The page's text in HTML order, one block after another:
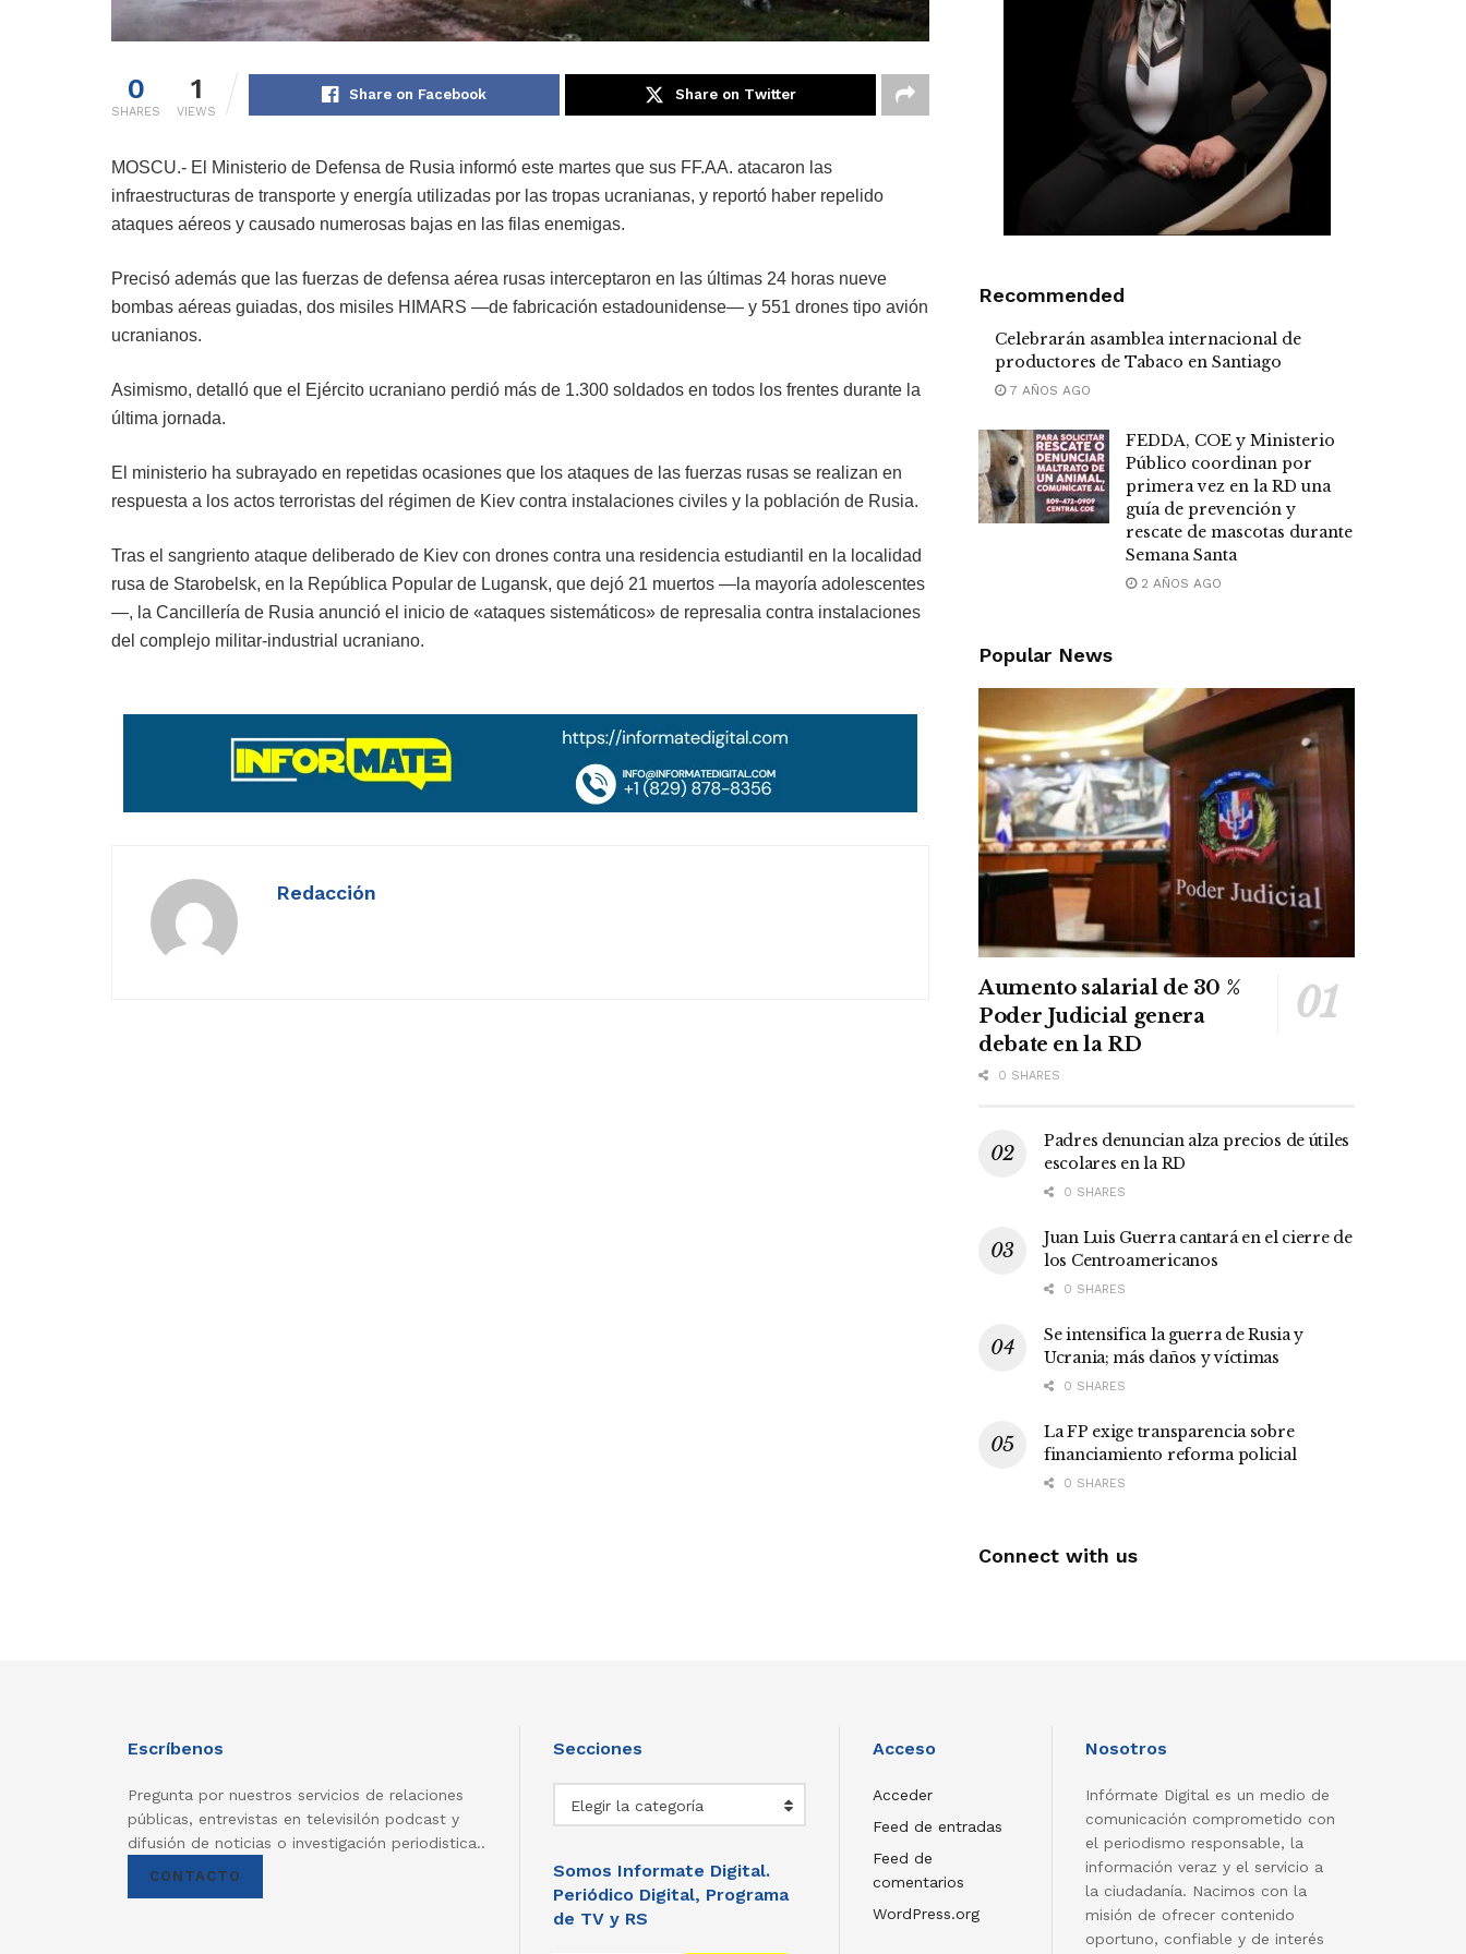
0
SHARES
1
VIEWS
Share on Facebook Share on Twitter
MOSCU.- El Ministerio de Defensa de Rusia informó este martes que sus FF.AA. atacaron las
infraestructuras de transporte y energía utilizadas por las tropas ucranianas, y reportó haber repelido
ataques aéreos y causado numerosas bajas en las filas enemigas.
Precisó además que las fuerzas de defensa aérea rusas interceptaron en las últimas 24 horas nueve
bombas aéreas guiadas, dos misiles HIMARS —de fabricación estadounidense— y 551 drones tipo avión
ucranianos.
Asimismo, detalló que el Ejército ucraniano perdió más de 1.300 soldados en todos los frentes durante la
última jornada.
El ministerio ha subrayado en repetidas ocasiones que los ataques de las fuerzas rusas se realizan en
respuesta a los actos terroristas del régimen de Kiev contra instalaciones civiles y la población de Rusia.
Tras el sangriento ataque deliberado de Kiev con drones contra una residencia estudiantil en la localidad
rusa de Starobelsk, en la República Popular de Lugansk, que dejó 21 muertos —la mayoría adolescentes
—, la Cancillería de Rusia anunció el inicio de «ataques sistemáticos» de represalia contra instalaciones
del complejo militar-industrial ucraniano.
Redacción
Recommended
Celebrarán asamblea internacional de
productores de Tabaco en Santiago
7 AÑOS AGO
FEDDA, COE y Ministerio
Público coordinan por
primera vez en la RD una
guía de prevención y
rescate de mascotas durante
Semana Santa
2 AÑOS AGO
Popular News
Aumento salarial de 30 %
Poder Judicial genera
debate en la RD
0 SHARES
Padres denuncian alza precios de útiles
escolares en la RD
0 SHARES
Juan Luis Guerra cantará en el cierre de
los Centroamericanos
0 SHARES
Se intensifica la guerra de Rusia y
Ucrania; más daños y víctimas
0 SHARES
La FP exige transparencia sobre
financiamiento reforma policial
0 SHARES
Connect with us
Escríbenos
Pregunta por nuestros servicios de relaciones
públicas, entrevistas en televisilón podcast y
difusión de noticias o investigación periodistica..
CONTACTO
Secciones
Elegir la categoría
Somos Informate Digital.
Periódico Digital, Programa
de TV y RS
Acceso
Acceder
Feed de entradas
Feed de
comentarios
WordPress.org
Nosotros
Infórmate Digital es un medio de
comunicación comprometido con
el periodismo responsable, la
información veraz y el servicio a
la ciudadanía. Nacimos con la
misión de ofrecer contenido
oportuno, confiable y de interés